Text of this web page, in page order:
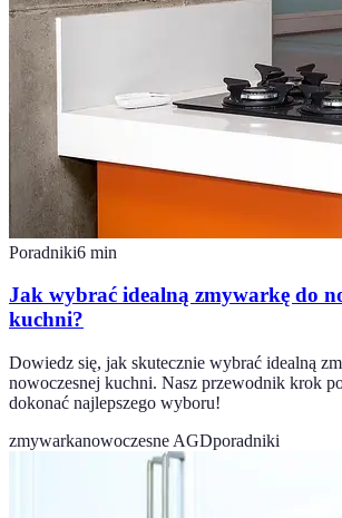
Poradniki6 min
Jak wybrać idealną zmywarkę do
kuchni?
Dowiedz się, jak skutecznie wybrać idealną
nowoczesnej kuchni. Nasz przewodnik krok
dokonać najlepszego wyboru!
zmywarkanowoczesne AGDporadniki